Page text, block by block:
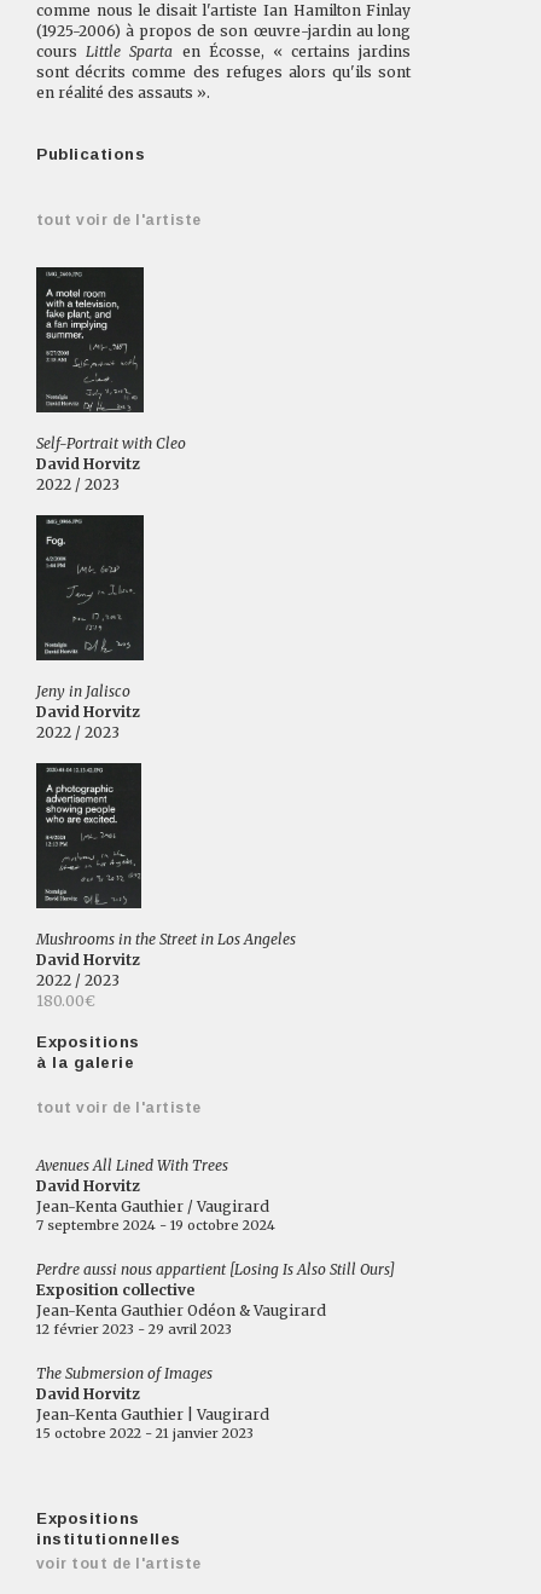
comme nous le disait l'artiste Ian Hamilton Finlay
(1925-2006) à propos de son œuvre-jardin au long
coursLittle Sparta en Écosse, « certains jardins
sont décrits comme des refuges alors qu'ils sont
en réalité des assauts ».
Publications
tout voir de l'artiste
Self-Portrait with Cleo
David Horvitz
2022 / 2023
Jeny in Jalisco
David Horvitz
2022 / 2023
Mushrooms in the Street in Los Angeles
David Horvitz
2022 / 2023
180.00€
Expositions
à la galerie
tout voir de l'artiste
Avenues All Lined With Trees
David Horvitz
Jean-Kenta Gauthier / Vaugirard
7 septembre 2024 - 19 octobre 2024
Perdre aussi nous appartient [Losing Is Also Still Ours]
Exposition collective
Jean-Kenta Gauthier Odéon & Vaugirard
12 février 2023 - 29 avril 2023
The Submersion of Images
David Horvitz
Jean-Kenta Gauthier | Vaugirard
15 octobre 2022 - 21 janvier 2023
Expositions
institutionnelles
voir tout de l'artiste